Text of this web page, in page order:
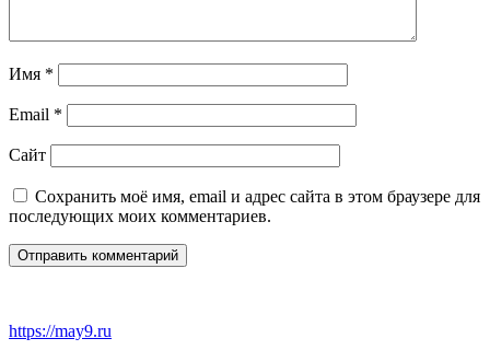
Имя *
Email *
Сайт
Сохранить моё имя, email и адрес сайта в этом браузере для
последующих моих комментариев.
https://may9.ru